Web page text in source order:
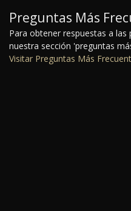
Preguntas Más
Para obtener respuestas a
nuestra sección 'preguntas
Visitar Preguntas Más